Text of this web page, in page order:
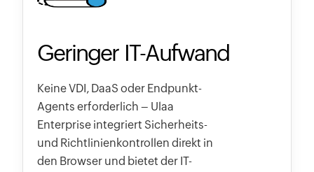
Geringer IT-Aufwand
Keine VDI, DaaS oder Endpunkt-
Agents erforderlich – Ulaa
Enterprise integriert Sicherheits-
und Richtlinienkontrollen direkt in
den Browser und bietet der IT-